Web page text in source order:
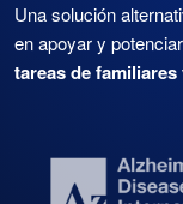
Una solución
en apoyar y
tareas de